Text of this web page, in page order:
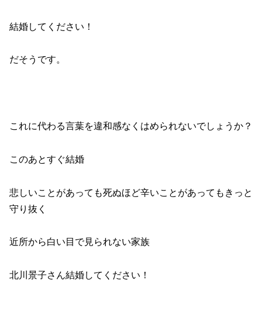
結婚してください！
だそうです。
これに代わる言葉を違和感なくはめられないでしょうか？
このあとすぐ結婚
悲しいことがあっても死ぬほど辛いことがあってもきっと
守り抜く
近所から白い目で見られない家族
北川景子さん結婚してください！